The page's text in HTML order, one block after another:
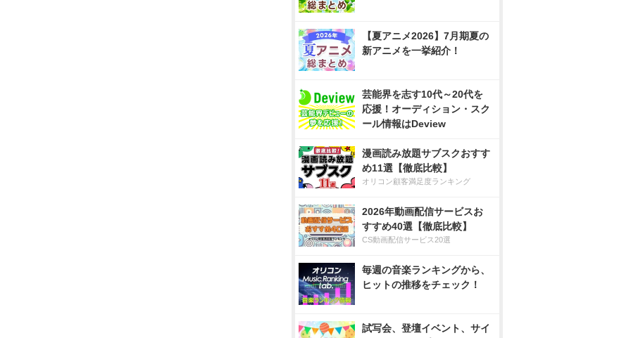
【夏アニメ2026】7月期夏の
新アニメを一挙紹介！
芸能界を志す10代～20代を
応援！オーディション・スク
ール情報はDeview
漫画読み放題サブスクおすす
め11選【徹底比較】
オリコン顧客満足度ランキング
2026年動画配信サービスお
すすめ40選【徹底比較】
CS動画配信サービス20選
毎週の音楽ランキングから、
ヒットの推移をチェック！
試写会、登壇イベント、サイ